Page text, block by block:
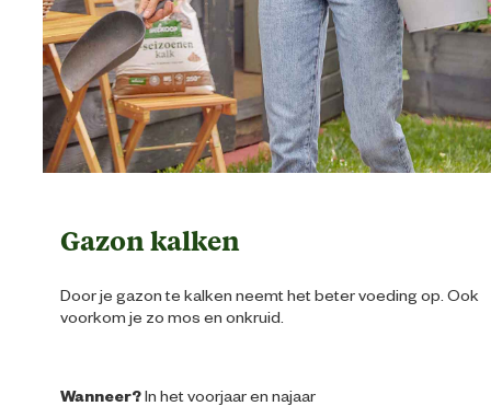
Gazon kalken
Door je gazon te kalken neemt het beter voeding op. Ook
voorkom je zo mos en onkruid.
Wanneer?In het voorjaar en najaar